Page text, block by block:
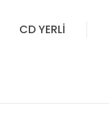
CD YERLİ